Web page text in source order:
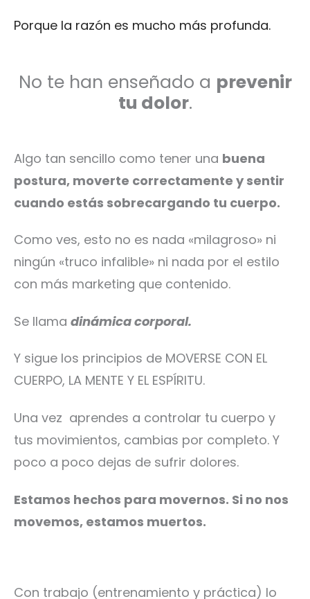
Porque la razón es mucho más profunda.
No te han enseñado a prevenir
tu dolor.
Algo tan sencillo como tener una buena
postura, moverte correctamente y sentir
cuando estás sobrecargando tu cuerpo.
Como ves, esto no es nada «milagroso» ni
ningún «truco infalible» ni nada por el estilo
con más marketing que contenido.
Se llama dinámica corporal.
Y sigue los principios de MOVERSE CON EL
CUERPO, LA MENTE Y EL ESPÍRITU.
Una vez aprendes a controlar tu cuerpo y
tus movimientos, cambias por completo. Y
poco a poco dejas de sufrir dolores.
Estamos hechos para movernos. Si no nos
movemos, estamos muertos.
Con trabajo (entrenamiento y práctica) lo